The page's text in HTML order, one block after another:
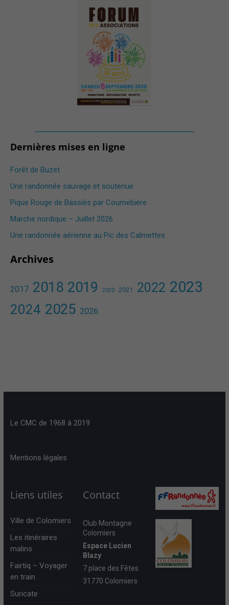
Dernières mises en ligne
Forêt de Buzet
Une randonnée sauvage et soutenue
Pique Rouge de Bassiès par Coumebière
Marche nordique – Juillet 2026
Une randonnée aérienne au Pic des Calmettes ​
Archives
2017 2018 2019 2020 2021 2022 2023
2024 2025 2026
Le CMC de 1968 à 2019
Mentions légales
Liens utiles
Ville de Colomiers
Les itinéraires
malins
Fairtiq – Voyager
en train
Suricate
Contact
Club Montagne
Colomiers
Espace Lucien
Blazy
7 place des Fêtes
31770 Colomiers